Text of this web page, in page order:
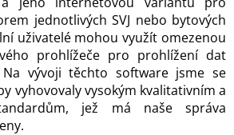
jednotlivých SVJ nebo bytových
uživatelé mohou využít omezenou
prohlížeče pro prohlížení dat
Na vývoji těchto software jsme se
vyhovovaly vysokým kvalitativním a
jež má naše správa